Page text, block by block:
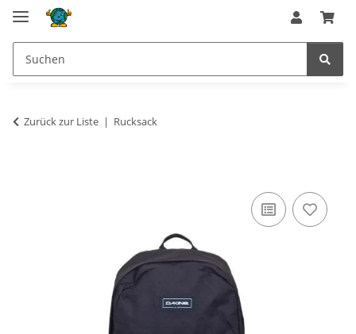
Zurück zur Liste Rucksack